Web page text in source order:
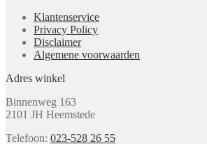
Klantenservice
Privacy Policy
Disclaimer
Algemene voorwaarden
Adres winkel
Binnenweg 163
2101 JH Heemstede
Telefoon: 023-528 26 55